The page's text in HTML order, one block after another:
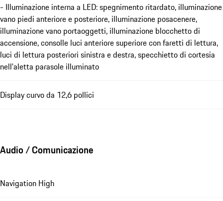
- Illuminazione interna a LED: spegnimento ritardato, illuminazione
vano piedi anteriore e posteriore, illuminazione posacenere,
illuminazione vano portaoggetti, illuminazione blocchetto di
accensione, consolle luci anteriore superiore con faretti di lettura,
luci di lettura posteriori sinistra e destra, specchietto di cortesia
nell'aletta parasole illuminato
Display curvo da 12,6 pollici
Audio / Comunicazione
Navigation High